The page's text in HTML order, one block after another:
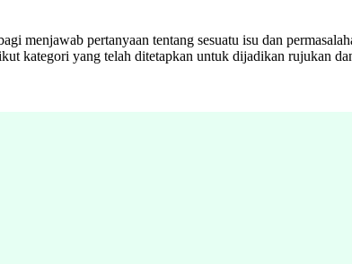
menjawab pertanyaan tentang sesuatu isu dan
kategori yang telah ditetapkan untuk dijadikan rujukan